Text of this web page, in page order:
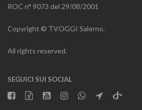
ROC n° 9073 del 29/08/2001
Copyright © TVOGGI Salerno.
All rights reserved.
SEGUICI SUI SOCIAL